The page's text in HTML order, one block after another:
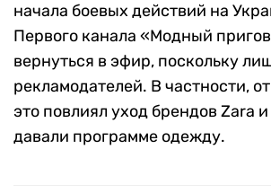
начала боевых действий на
Первого канала «Модный
вернуться в эфир, поскольку
рекламодателей. В частности,
это повлиял уход брендов Zara
давали программе одежду.